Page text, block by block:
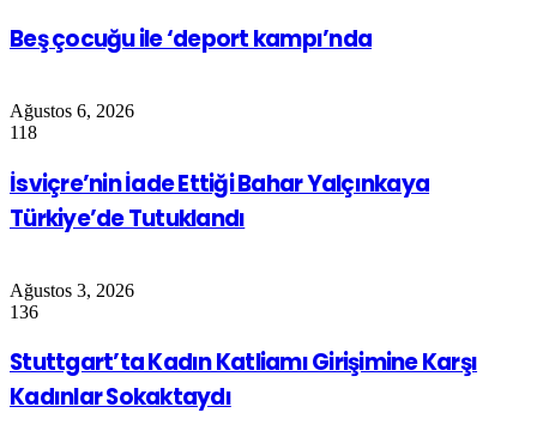
Beş çocuğu ile ‘deport kampı’nda
Ağustos 6, 2026
118
İsviçre’nin İade Ettiği Bahar Yalçınkaya
Türkiye’de Tutuklandı
Ağustos 3, 2026
136
Stuttgart’ta Kadın Katliamı Girişimine Karşı
Kadınlar Sokaktaydı